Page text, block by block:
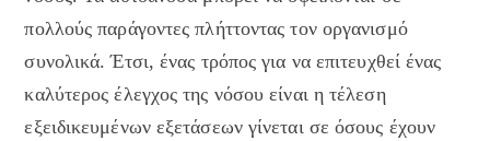
πολλούς παράγοντες πλήττοντας τον οργανισμό
συνολικά. Έτσι, ένας τρόπος για να επιτευχθεί ένας
καλύτερος έλεγχος της νόσου είναι η τέλεση
εξειδικευμένων εξετάσεων γίνεται σε όσους έχουν